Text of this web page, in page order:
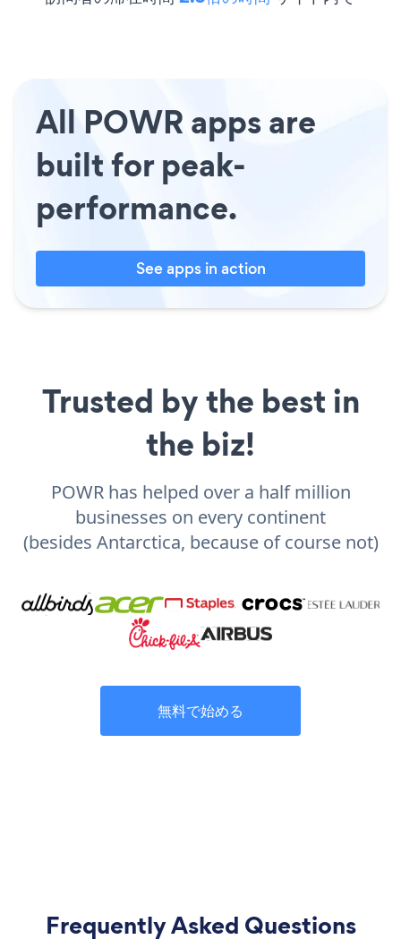
All POWR apps are
built for peak-
performance.
See apps in action
Trusted by the best in
the biz!
POWR has helped over a half million
businesses on every continent
(besides Antarctica, because of course not)
無料で始める
Frequently Asked Questions